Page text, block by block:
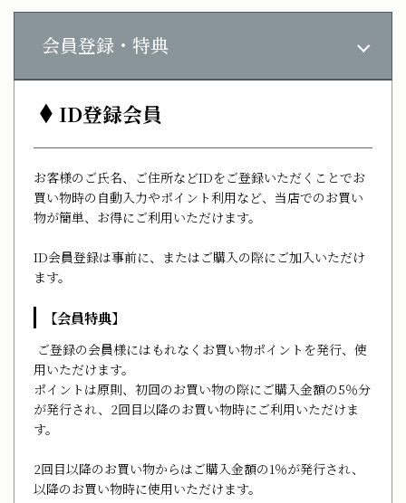
会員登録・特典
ID登録会員
お客様のご氏名、ご住所などIDをご登録いただくことでお
買い物時の自動入力やポイント利用など、当店でのお買い
物が簡単、お得にご利用いただけます。
ID会員登録は事前に、またはご購入の際にご加入いただけ
ます。
【会員特典】
ご登録の会員様にはもれなくお買い物ポイントを発行、使
用いただけます。
ポイントは原則、初回のお買い物の際にご購入金額の5％分
が発行され、2回目以降のお買い物時にご利用いただけま
す。
2回目以降のお買い物からはご購入金額の1％が発行され、
以降のお買い物時に使用いただけます。